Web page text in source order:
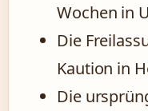
Wochen in
Die
Kaution in
Die